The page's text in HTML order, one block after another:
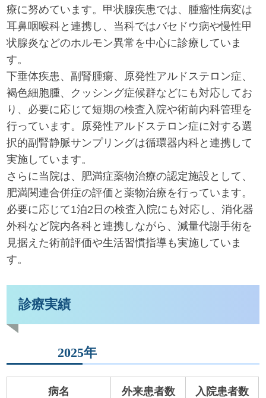
療に努めています。甲状腺疾患では、腫瘤性病変は
耳鼻咽喉科と連携し、当科ではバセドウ病や慢性甲
状腺炎などのホルモン異常を中心に診療していま
す。
下垂体疾患、副腎腫瘍、原発性アルドステロン症、
褐色細胞腫、クッシング症候群などにも対応してお
り、必要に応じて短期の検査入院や術前内科管理を
行っています。原発性アルドステロン症に対する選
択的副腎静脈サンプリングは循環器内科と連携して
実施しています。
さらに当院は、肥満症薬物治療の認定施設として、
肥満関連合併症の評価と薬物治療を行っています。
必要に応じて1泊2日の検査入院にも対応し、消化器
外科など院内各科と連携しながら、減量代謝手術を
見据えた術前評価や生活習慣指導も実施していま
す。
診療実績
2025年
病名 外来患者数 入院患者数